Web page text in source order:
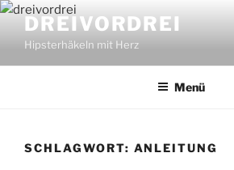
Zum
Inhalt
springen
DREIVORDREI
Hipsterhäkeln mit Herz
Menü
SCHLAGWORT: ANLEITUNG